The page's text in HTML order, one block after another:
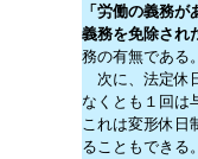
「労働の義務
義務を免除され
務の有無である。
次に、法定休
なくとも１回は
これは変形休日
ることもできる。